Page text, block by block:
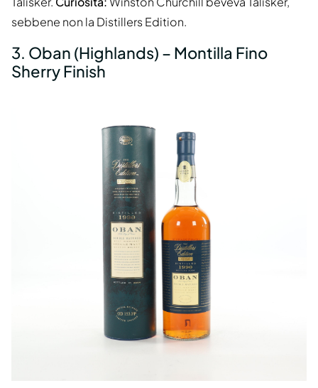
sebbene non la Distillers Edition.
3. Oban (Highlands) – Montilla Fino
Sherry Finish